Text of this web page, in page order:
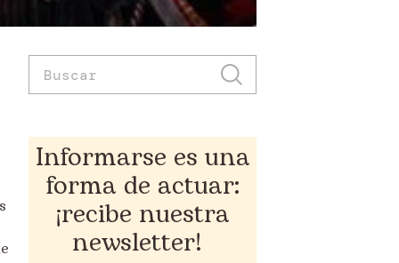
Informarse es una
forma de actuar:
¡recibe nuestra
newsletter!